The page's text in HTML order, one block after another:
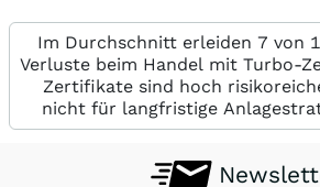
Im Durchschnitt erleiden 7 von
Verluste beim Handel mit Turbo-
Zertifikate sind hoch
nicht für langfristige